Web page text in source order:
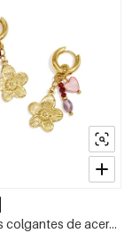
Pendientes colgantes de acero inoxidable con forma de flor, de la serie Daily Simple, joyería para mujer.